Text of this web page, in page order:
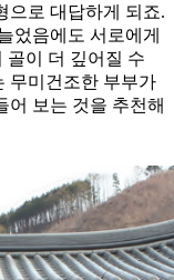
으로 대답하게 되죠.
었음에도 서로에게
골이 더 깊어질 수
무미건조한 부부가
어 보는 것을 추천해